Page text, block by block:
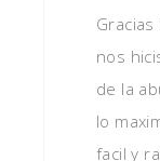
nos
de la
lo
facil y